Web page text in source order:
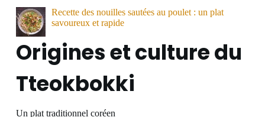
Recette des nouilles sautées au poulet : un plat
savoureux et rapide
Origines et culture du
Tteokbokki
Un plat traditionnel coréen